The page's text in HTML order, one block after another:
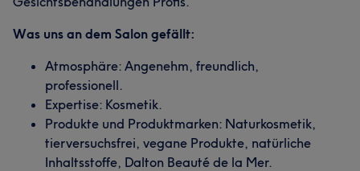
Was uns an dem Salon gefällt:
Atmosphäre: Angenehm, freundlich,
professionell.
Expertise: Kosmetik.
Produkte und Produktmarken: Naturkosmetik,
tierversuchsfrei, vegane Produkte, natürliche
Inhaltsstoffe, Dalton Beauté de la Mer.